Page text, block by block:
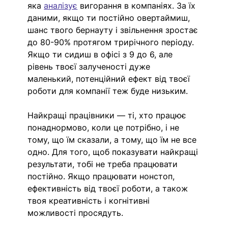
яка аналізує вигорання в компаніях. За їх
даними, якщо ти постійно овертаймиш,
шанс твого бернауту і звільнення зростає
до 80-90% протягом трирічного періоду.
Якщо ти сидиш в офісі з 9 до 6, але
рівень твоєї залученості дуже
маленький, потенційний ефект від твоєї
роботи для компанії теж буде низьким.
Найкращі працівники — ті, хто працює
понаднормово, коли це потрібно, і не
тому, що їм сказали, а тому, що їм не все
одно. Для того, щоб показувати найкращі
результати, тобі не треба працювати
постійно. Якщо працювати нонстоп,
ефективність від твоєї роботи, а також
твоя креативність і когнітивні
можливості просядуть.